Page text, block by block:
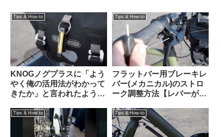
Tips & How-to
KNOGノグプラスに「よう
やく俺の活用法がわかって
きたか」と言われたような
ハンドルバーパックとの相
Tips & How-to
フラットバー用ブレーキレ
バー(メカニカル)のストロ
ーク調整方法【レバーが遠
Tips & How-to Tips & How-to